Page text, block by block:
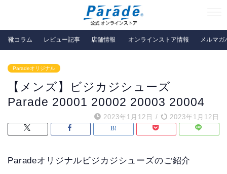
靴コラム レビュー記事 店舗情報 オンラインストア情報 メルマガ
Paradeオリジナル
【メンズ】ビジカジシューズ
Parade 20001 20002 20003 20004
2023年1月12日 / 2023年1月12日
Paradeオリジナルビジカジシューズのご紹介